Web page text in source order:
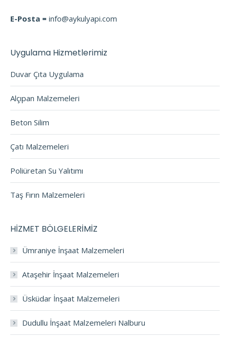
E-Posta = info@aykulyapi.com
Uygulama Hizmetlerimiz
Duvar Çıta Uygulama
Alçıpan Malzemeleri
Beton Silim
Çatı Malzemeleri
Poliüretan Su Yalıtımı
Taş Fırın Malzemeleri
HİZMET BÖLGELERİMİZ
Ümraniye İnşaat Malzemeleri
Ataşehir İnşaat Malzemeleri
Üsküdar İnşaat Malzemeleri
Dudullu İnşaat Malzemeleri Nalburu